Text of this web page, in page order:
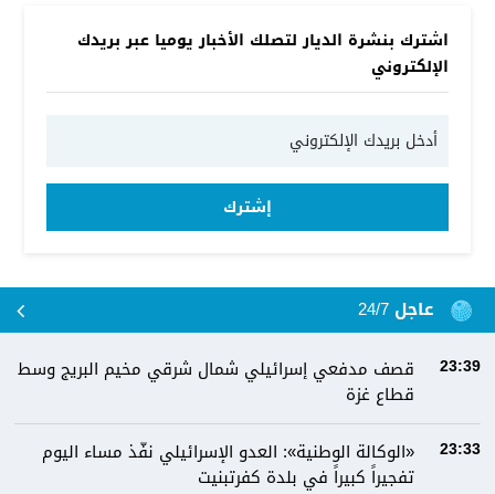
اشترك بنشرة الديار لتصلك الأخبار يوميا عبر بريدك
الإلكتروني
إشترك
عاجل 24/7
23:39
قصف مدفعي إسرائيلي شمال شرقي مخيم البريج وسط
قطاع غزة
23:33
«الوكالة الوطنية»: العدو الإسرائيلي نفّذ مساء اليوم
تفجيراً كبيراً في بلدة كفرتبنيت